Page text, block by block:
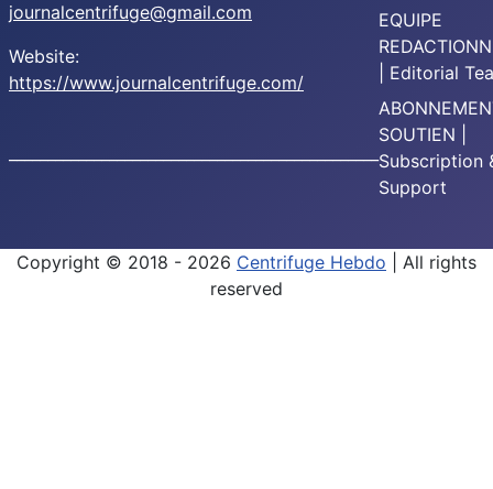
journalcentrifuge@gmail.com
Website:
https://www.journalcentrifuge.com/
EQUIPE
| Editorial
SOUTIEN |
Subscription
Support
Copyright © 2018 - 2026 Centrifuge Hebdo | All rights
reserved